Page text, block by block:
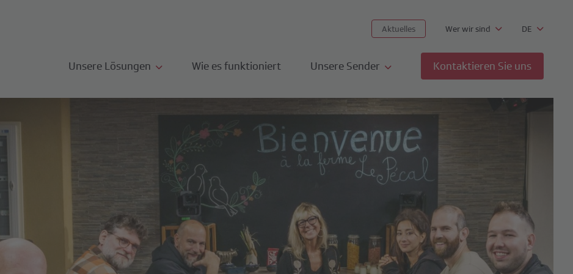
Aktuelles Wer wir sind DE
Unsere Lösungen Wie es funktioniert Unsere Sender Kontaktieren Sie uns